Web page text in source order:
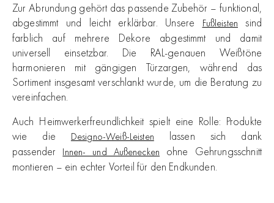
Zur Abrundung gehört das passende Zubehör – funktional,
abgestimmt und leicht erklärbar. Unsere
Fußleisten sind
farblich auf mehrere Dekore abgestimmt und damit
universell einsetzbar. Die RAL-genauen Weißtöne
harmonieren mit gängigen Türzargen, während das
Sortiment insgesamt verschlankt wurde, um die Beratung zu
vereinfachen.
Auch Heimwerkerfreundlichkeit spielt eine Rolle: Produkte
wie die Designo-Weiß-Leisten lassen sich dank
passender Innen- und Außenecken ohne Gehrungsschnitt
montieren – ein echter Vorteil für den Endkunden.